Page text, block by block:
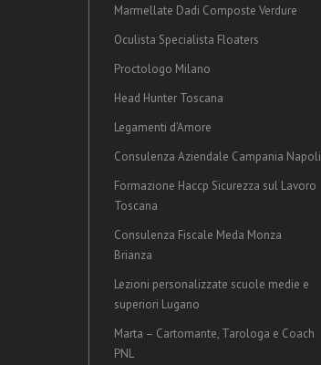
Marmellate Dadi Composte Verdure
Oculista Specialista Floaters
Proctologo Milano
Head Hunter Toscana
Legamenti d’Amore
Consulenza Aziendale Campania Napoli
Formazione Haccp Sicurezza sul Lavoro
Toscana
Consulenza Fiscale Meda Monza
Brianza
Lezioni personalizzate scuole medie e
superiori Lugano
Marta – Cartomante, Tarologa e Coach
PNL